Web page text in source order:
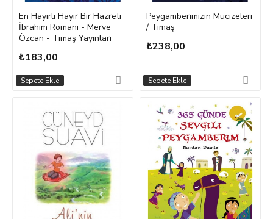
En Hayırlı Hayır Bir Hazreti
İbrahim Romanı - Merve
Özcan - Timaş Yayınları
₺183,00
Sepete Ekle
Peygamberimizin Mucizeleri
/ Timaş
₺238,00
Sepete Ekle